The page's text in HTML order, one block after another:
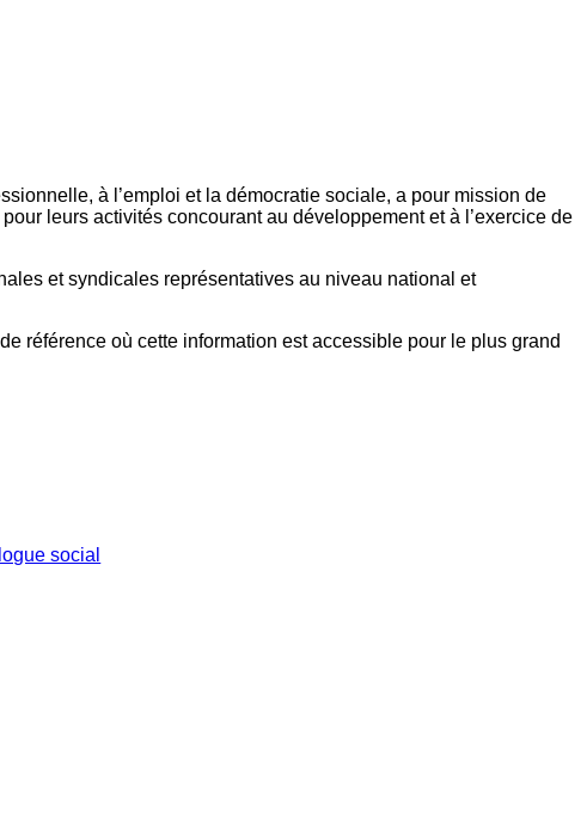
à l’emploi et la démocratie sociale, a pour mission de
leurs activités concourant au développement et à l’exercice de
et syndicales représentatives au niveau national et
référence où cette information est accessible pour le plus grand
social